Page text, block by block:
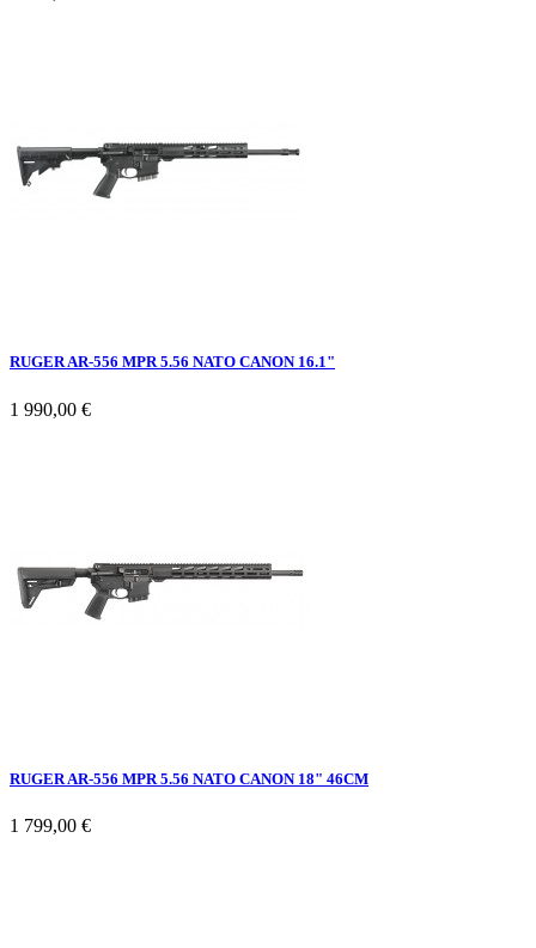
RUGER AR-556 MPR 5.56 NATO CANON 16.1"
1 990,00 €
RUGER AR-556 MPR 5.56 NATO CANON 18" 46CM
1 799,00 €